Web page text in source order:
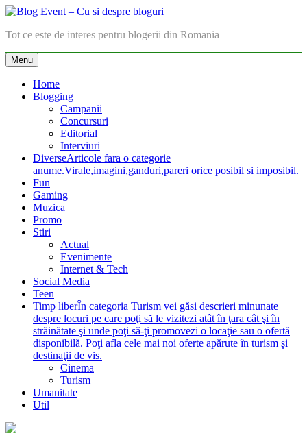
Skip
content
Blog Event – Cu si despre bloguri
Tot ce este de interes pentru blogerii din Romania
Menu
Home
Blogging
Campanii
Concursuri
Editorial
Interviuri
DiverseArticole fara o categorie
anume.Virale,imagini,ganduri,pareri orice posibil si imposibil.
Fun
Gaming
Muzica
Promo
Stiri
Actual
Evenimente
Internet & Tech
Social Media
Teen
Timp liberÎn categoria Turism vei găsi descrieri minunate
despre locuri pe care poţi să le vizitezi atât în ţara cât şi în
străinătate şi unde poţi să-ţi promovezi o locaţie sau o ofertă
disponibilă. Poţi afla cele mai noi oferte apărute în turism şi
destinaţii de vis.
Cinema
Turism
Umanitate
Util